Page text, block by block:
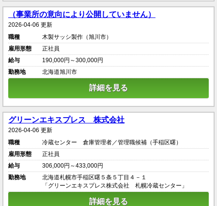
（事業所の意向により公開していません）
2026-04-06 更新
職種
木製サッシ製作（旭川市）
雇用形態
正社員
給与
190,000円～300,000円
勤務地
北海道旭川市
詳細を見る
グリーンエキスプレス 株式会社
2026-04-06 更新
職種
冷蔵センター 倉庫管理者／管理職候補（手稲区曙）
雇用形態
正社員
給与
306,000円～433,000円
勤務地
北海道札幌市手稲区曙５条５丁目４－１
「グリーンエキスプレス株式会社 札幌冷蔵センター」
詳細を見る